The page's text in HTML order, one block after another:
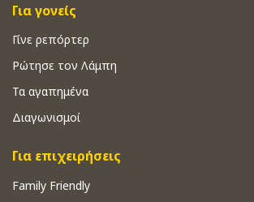
Για γονείς
Γίνε ρεπόρτερ
Ρώτησε τον Λάμπη
Τα αγαπημένα
Διαγωνισμοί
Για επιχειρήσεις
Family Friendly